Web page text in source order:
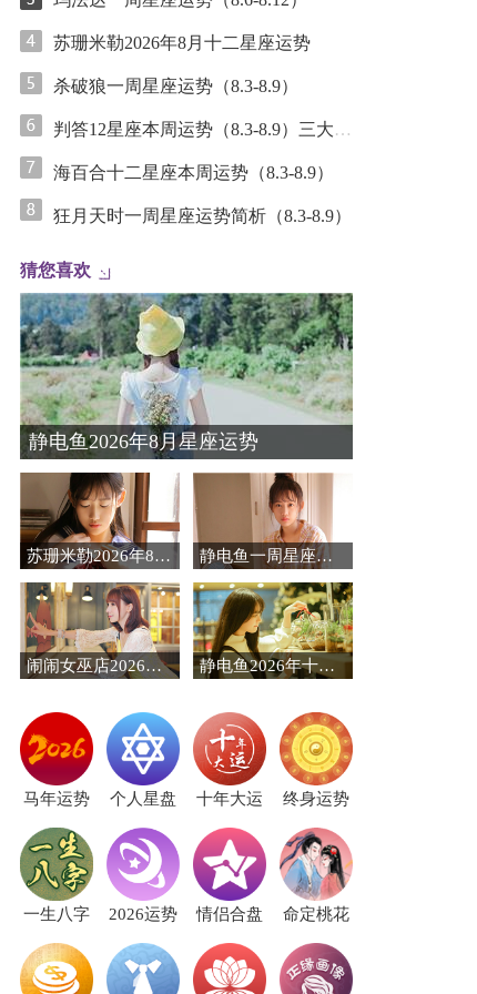
苏珊米勒2026年8月十二星座运势
杀破狼一周星座运势（8.3-8.9）
判答12星座本周运势（8.3-8.9）三大重磅星象联手，未来一周谁能拿回话语权？
海百合十二星座本周运势（8.3-8.9）
狂月天时一周星座运势简析（8.3-8.9）
猜您喜欢
静电鱼2026年8月星座运势
苏珊米勒2026年8月十二星座运势 静电鱼一周星座运势（8.10-8.16） 命运剧场的大洗牌与舞台重构
闹闹女巫店2026年8月星座运势 静电鱼2026年十二星座运势
马年运势 个人星盘 十年大运 终身运势
一生八字 2026运势 情侣合盘 命定桃花